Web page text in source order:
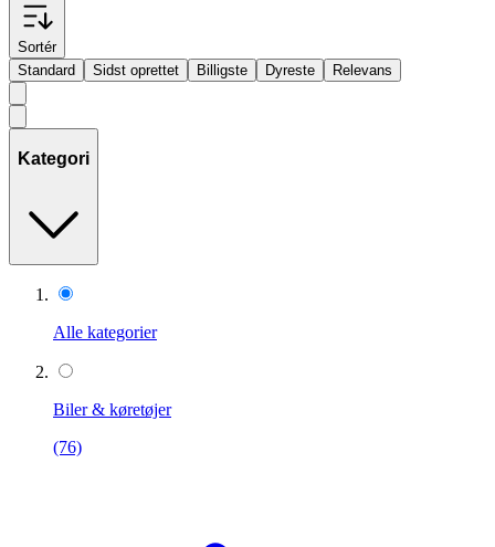
Sortér
Standard
Sidst oprettet Billigste Dyreste Relevans
Kategori
Alle kategorier
Biler & køretøjer
(76)